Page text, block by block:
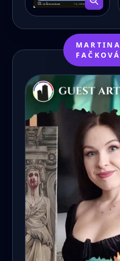
MARTINA
FAČKOVÁ